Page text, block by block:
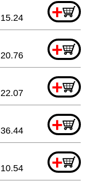
+
15.24
+
20.76
+
22.07
+
36.44
+
10.54